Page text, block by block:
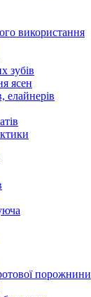
використання
зубів
ясен
елайнерів
порожнини